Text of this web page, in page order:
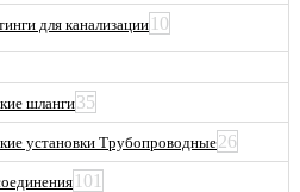
для канализации 10
шланги35
установки Трубопроводные26
101